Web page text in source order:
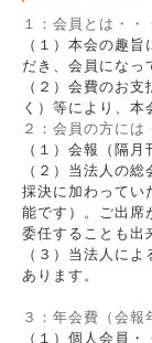
１：会員とは・・
（１）本会の趣
だき、会員になっ
（２）会費のお
く）等により、本
２：会員の方には
（１）会報（隔
（２）当法人の
採決に加わってい
能です）。ご出席
委任することも出
（３）当法人に
あります。
３：年会費 （会
（１）個人会員